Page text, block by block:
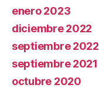
enero 2023
diciembre 2022
septiembre 2022
septiembre 2021
octubre 2020